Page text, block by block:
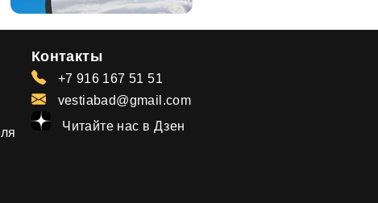
Контакты
+7 916 167 51 51
vestiabad@gmail.com
Читайте нас в Дзен